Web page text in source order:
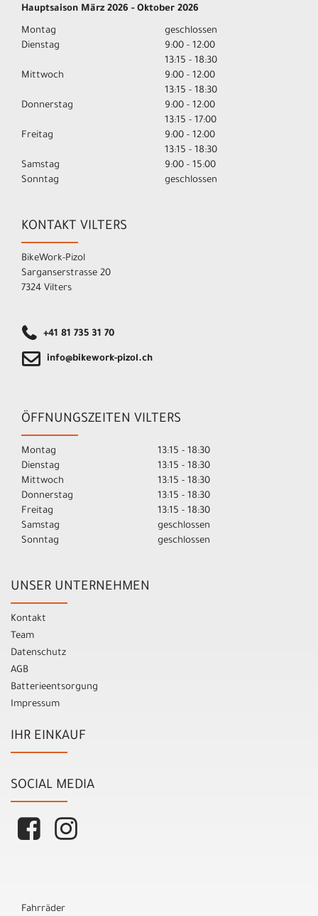
Hauptsaison März 2026 - Oktober 2026
Montag
geschlossen
Dienstag
9:00 - 12:00
13:15 - 18:30
Mittwoch
9:00 - 12:00
13:15 - 18:30
Donnerstag
9:00 - 12:00
13:15 - 17:00
Freitag
9:00 - 12:00
13:15 - 18:30
Samstag
9:00 - 15:00
Sonntag
geschlossen
KONTAKT VILTERS
BikeWork-Pizol
Sarganserstrasse 20
7324 Vilters
+41 81 735 31 70
info@bikework-pizol.ch
ÖFFNUNGSZEITEN VILTERS
Montag
13:15 - 18:30
Dienstag
13:15 - 18:30
Mittwoch
13:15 - 18:30
Donnerstag
13:15 - 18:30
Freitag
13:15 - 18:30
Samstag
geschlossen
Sonntag
geschlossen
UNSER UNTERNEHMEN
Kontakt
Team
Datenschutz
AGB
Batterieentsorgung
Impressum
IHR EINKAUF
SOCIAL MEDIA
Fahrräder